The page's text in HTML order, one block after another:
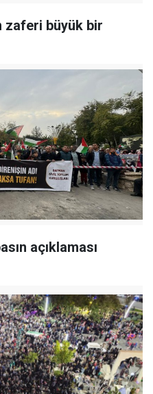
zaferi büyük bir
açıklaması